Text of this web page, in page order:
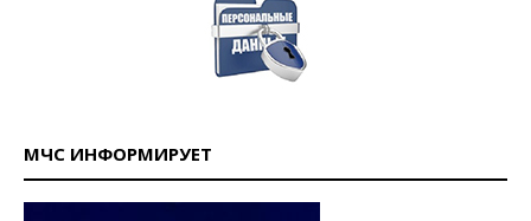
МЧС ИНФОРМИРУЕТ